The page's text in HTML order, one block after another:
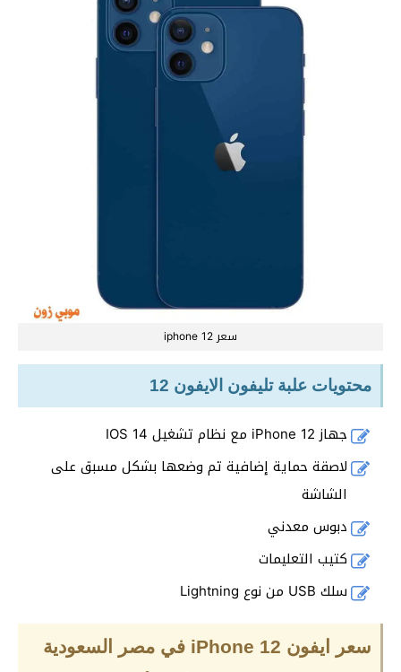
سعر iphone 12
محتويات علبة تليفون الايفون 12
جهاز iPhone 12 مع نظام تشغيل IOS 14
لاصقة حماية إضافية تم وضعها بشكل مسبق على
الشاشة
دبوس معدني
كتيب التعليمات
سلك USB من نوع Lightning
سعر ايفون iPhone 12 في مصر السعودية